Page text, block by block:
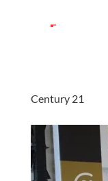
Century 21